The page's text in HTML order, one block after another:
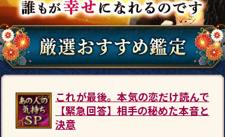
これが最後。本気の恋だけ読んで
【緊急回答】相手の秘めた本音と
決意